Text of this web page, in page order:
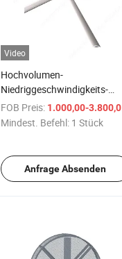
Video
Hochvolumen-
Niedriggeschwindigkeits-
Riesen-
Industriedeckenventilator
FOB Preis: 1.000,00-3.800,00 $
Mindest. Befehl: 1 Stück
Anfrage Absenden